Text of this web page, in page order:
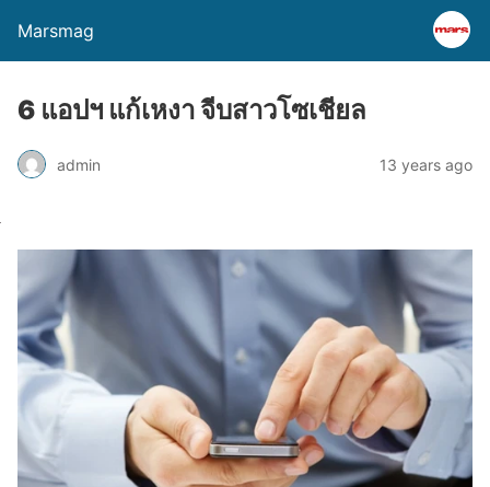
Marsmag
6 แอปฯ แก้เหงา จีบสาวโซเชียล
admin 13 years ago